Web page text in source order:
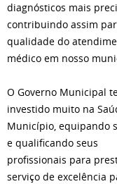
diagnósticos mais
contribuindo assim
qualidade do
médico em nosso
O Governo Municipal
investido muito na
Município, equipando
e qualificando seus
profissionais para
serviço de excelência